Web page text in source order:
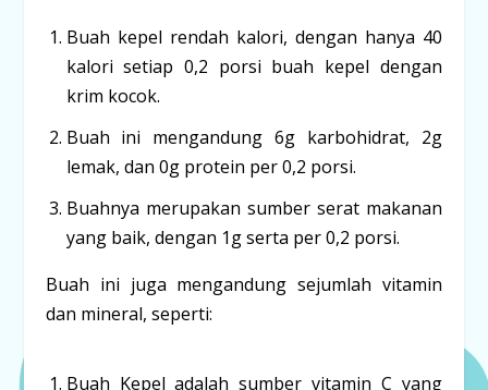
Buah kepel rendah kalori, dengan hanya 40
kalori setiap 0,2 porsi buah kepel dengan
krim kocok.
Buah ini mengandung 6g karbohidrat, 2g
lemak, dan 0g protein per 0,2 porsi.
Buahnya merupakan sumber serat makanan
yang baik, dengan 1g serta per 0,2 porsi.
Buah ini juga mengandung sejumlah vitamin
dan mineral, seperti:
Buah Kepel adalah sumber vitamin C yang